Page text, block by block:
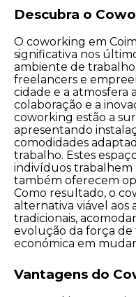
Descubra o
O coworking em
significativa nos
ambiente de trabalho
freelancers e
cidade e a atmosfera
colaboração e a
coworking estão a
apresentando
comodidades
trabalho. Estes
indivíduos trabalhem
também oferecem
Como resultado, o
alternativa viável aos
tradicionais,
evolução da força
económica em
Vantagens do